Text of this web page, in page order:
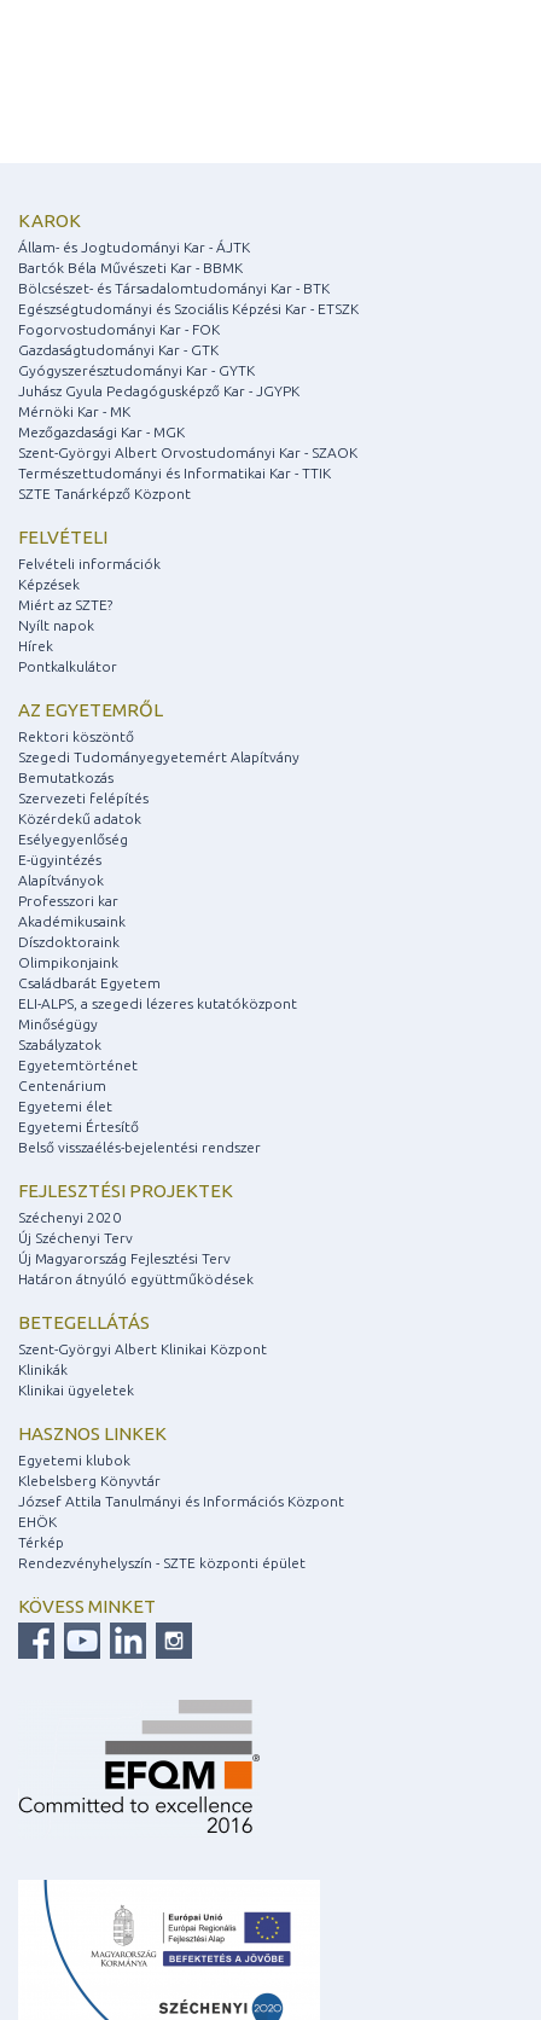
KAROK
Állam- és Jogtudományi Kar - ÁJTK
Bartók Béla Művészeti Kar - BBMK
Bölcsészet- és Társadalomtudományi Kar - BTK
Egészségtudományi és Szociális Képzési Kar - ETSZK
Fogorvostudományi Kar - FOK
Gazdaságtudományi Kar - GTK
Gyógyszerésztudományi Kar - GYTK
Juhász Gyula Pedagógusképző Kar - JGYPK
Mérnöki Kar - MK
Mezőgazdasági Kar - MGK
Szent-Györgyi Albert Orvostudományi Kar - SZAOK
Természettudományi és Informatikai Kar - TTIK
SZTE Tanárképző Központ
FELVÉTELI
Felvételi információk
Képzések
Miért az SZTE?
Nyílt napok
Hírek
Pontkalkulátor
AZ EGYETEMRŐL
Rektori köszöntő
Szegedi Tudományegyetemért Alapítvány
Bemutatkozás
Szervezeti felépítés
Közérdekű adatok
Esélyegyenlőség
E-ügyintézés
Alapítványok
Professzori kar
Akadémikusaink
Díszdoktoraink
Olimpikonjaink
Családbarát Egyetem
ELI-ALPS, a szegedi lézeres kutatóközpont
Minőségügy
Szabályzatok
Egyetemtörténet
Centenárium
Egyetemi élet
Egyetemi Értesítő
Belső visszaélés-bejelentési rendszer
FEJLESZTÉSI PROJEKTEK
Széchenyi 2020
Új Széchenyi Terv
Új Magyarország Fejlesztési Terv
Határon átnyúló együttműködések
BETEGELLÁTÁS
Szent-Györgyi Albert Klinikai Központ
Klinikák
Klinikai ügyeletek
HASZNOS LINKEK
Egyetemi klubok
Klebelsberg Könyvtár
József Attila Tanulmányi és Információs Központ
EHÖK
Térkép
Rendezvényhelyszín - SZTE központi épület
KÖVESS MINKET